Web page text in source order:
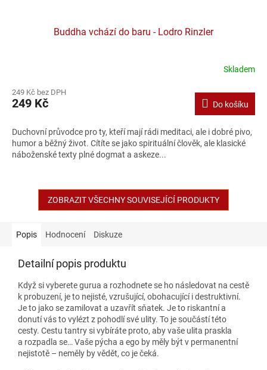
Buddha vchází do baru - Lodro Rinzler
Skladem
249 Kč bez DPH
249 Kč Do košíku
Duchovní průvodce pro ty, kteří mají rádi meditaci, ale i dobré pivo,
humor a běžný život. Cítíte se jako spirituální člověk, ale klasické
náboženské texty plné dogmat a askeze...
ZOBRAZIT VŠECHNY SOUVISEJÍCÍ PRODUKTY
Popis Hodnocení Diskuze
Detailní popis produktu
Když si vyberete gurua a rozhodnete se ho následovat na cestě
k probuzení, je to nejisté, vzrušující, obohacující i destruktivní.
Je to jako se zamilovat a uzavřít sňatek. Je to riskantní a
donutí vás to vylézt z pohodlí své ulity. To je součástí této
cesty. Cestu tantry si vybíráte proto, aby vaše ulita praskla
a rozpadla se… Vaše pýcha a ego by měly být v permanentní
nejistotě – neměly by vědět, co je čeká.